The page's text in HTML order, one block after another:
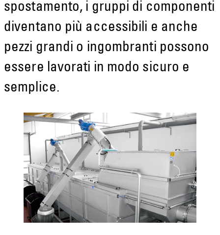
spostamento, i gruppi di componenti
diventano più accessibili e anche
pezzi grandi o ingombranti possono
essere lavorati in modo sicuro e
semplice.